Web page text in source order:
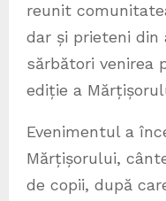
reunit
dar și prieteni
sărbători venirea
ediție a
Evenimentul a
Mărțișorului,
de copii, după